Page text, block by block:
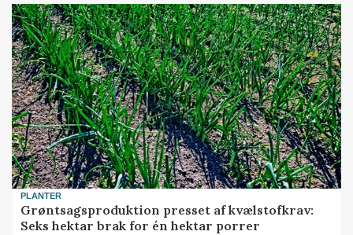
PLANTER
Grøntsagsproduktion presset af kvælstofkrav:
Seks hektar brak for én hektar porrer